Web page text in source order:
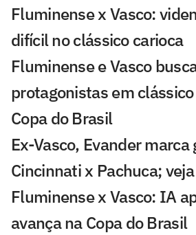
Fluminense x Vasco:
difícil no clássico carioca
Fluminense e Vasco
protagonistas em
Copa do Brasil
Ex-Vasco, Evander marca
Cincinnati x Pachuca; veja
Fluminense x Vasco: IA
avança na Copa do Brasil